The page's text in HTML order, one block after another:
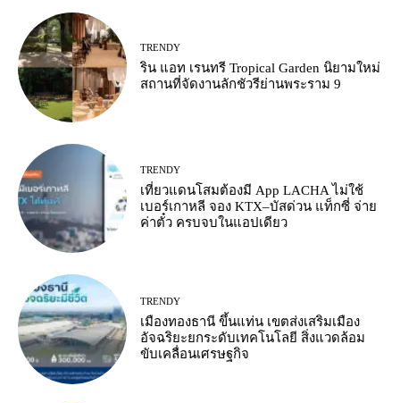
TRENDY
ริน แอท เรนทรี Tropical Garden นิยามใหม่
สถานที่จัดงานลักชัวรีย่านพระราม 9
TRENDY
เที่ยวแดนโสมต้องมี App LACHA ไม่ใช้
เบอร์เกาหลี จอง KTX–บัสด่วน แท็กซี่ จ่าย
ค่าตั๋ว ครบจบในแอปเดียว
TRENDY
เมืองทองธานี ขึ้นแท่น เขตส่งเสริมเมือง
อัจฉริยะยกระดับเทคโนโลยี สิ่งแวดล้อม
ขับเคลื่อนเศรษฐกิจ